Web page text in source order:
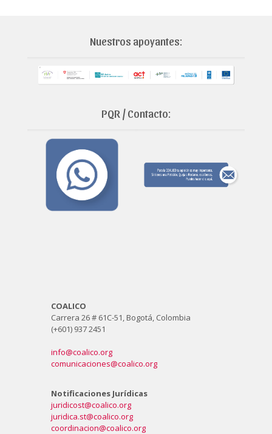
Nuestros apoyantes:
PQR / Contacto:
COALICO
Carrera 26 # 61C-51, Bogotá, Colombia
(+601) 937 2451
info@coalico.org
comunicaciones@coalico.org
Notificaciones Jurídicas
juridicost@coalico.org
juridica.st@coalico.org
coordinacion@coalico.org